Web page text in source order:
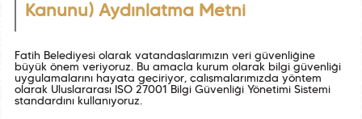
Kanunu) Aydınlatma Metni
Fatih Belediyesi olarak vatandaşlarımızın veri güvenliğine
büyük önem veriyoruz. Bu amaçla kurum olarak bilgi güvenliği
uygulamalarını hayata geçiriyor, çalışmalarımızda yöntem
olarak Uluslararası ISO 27001 Bilgi Güvenliği Yönetimi Sistemi
standardını kullanıyoruz.